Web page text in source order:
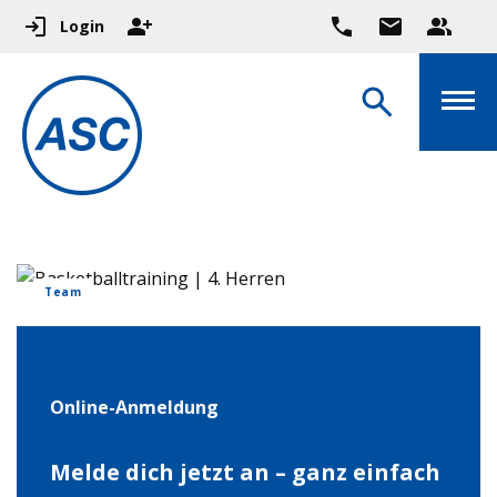
Login
Team
Online-Anmeldung
Melde dich jetzt an – ganz einfach